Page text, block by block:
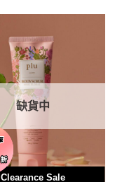
$168.00.$96.00.
Clearance Sale
缺貨中